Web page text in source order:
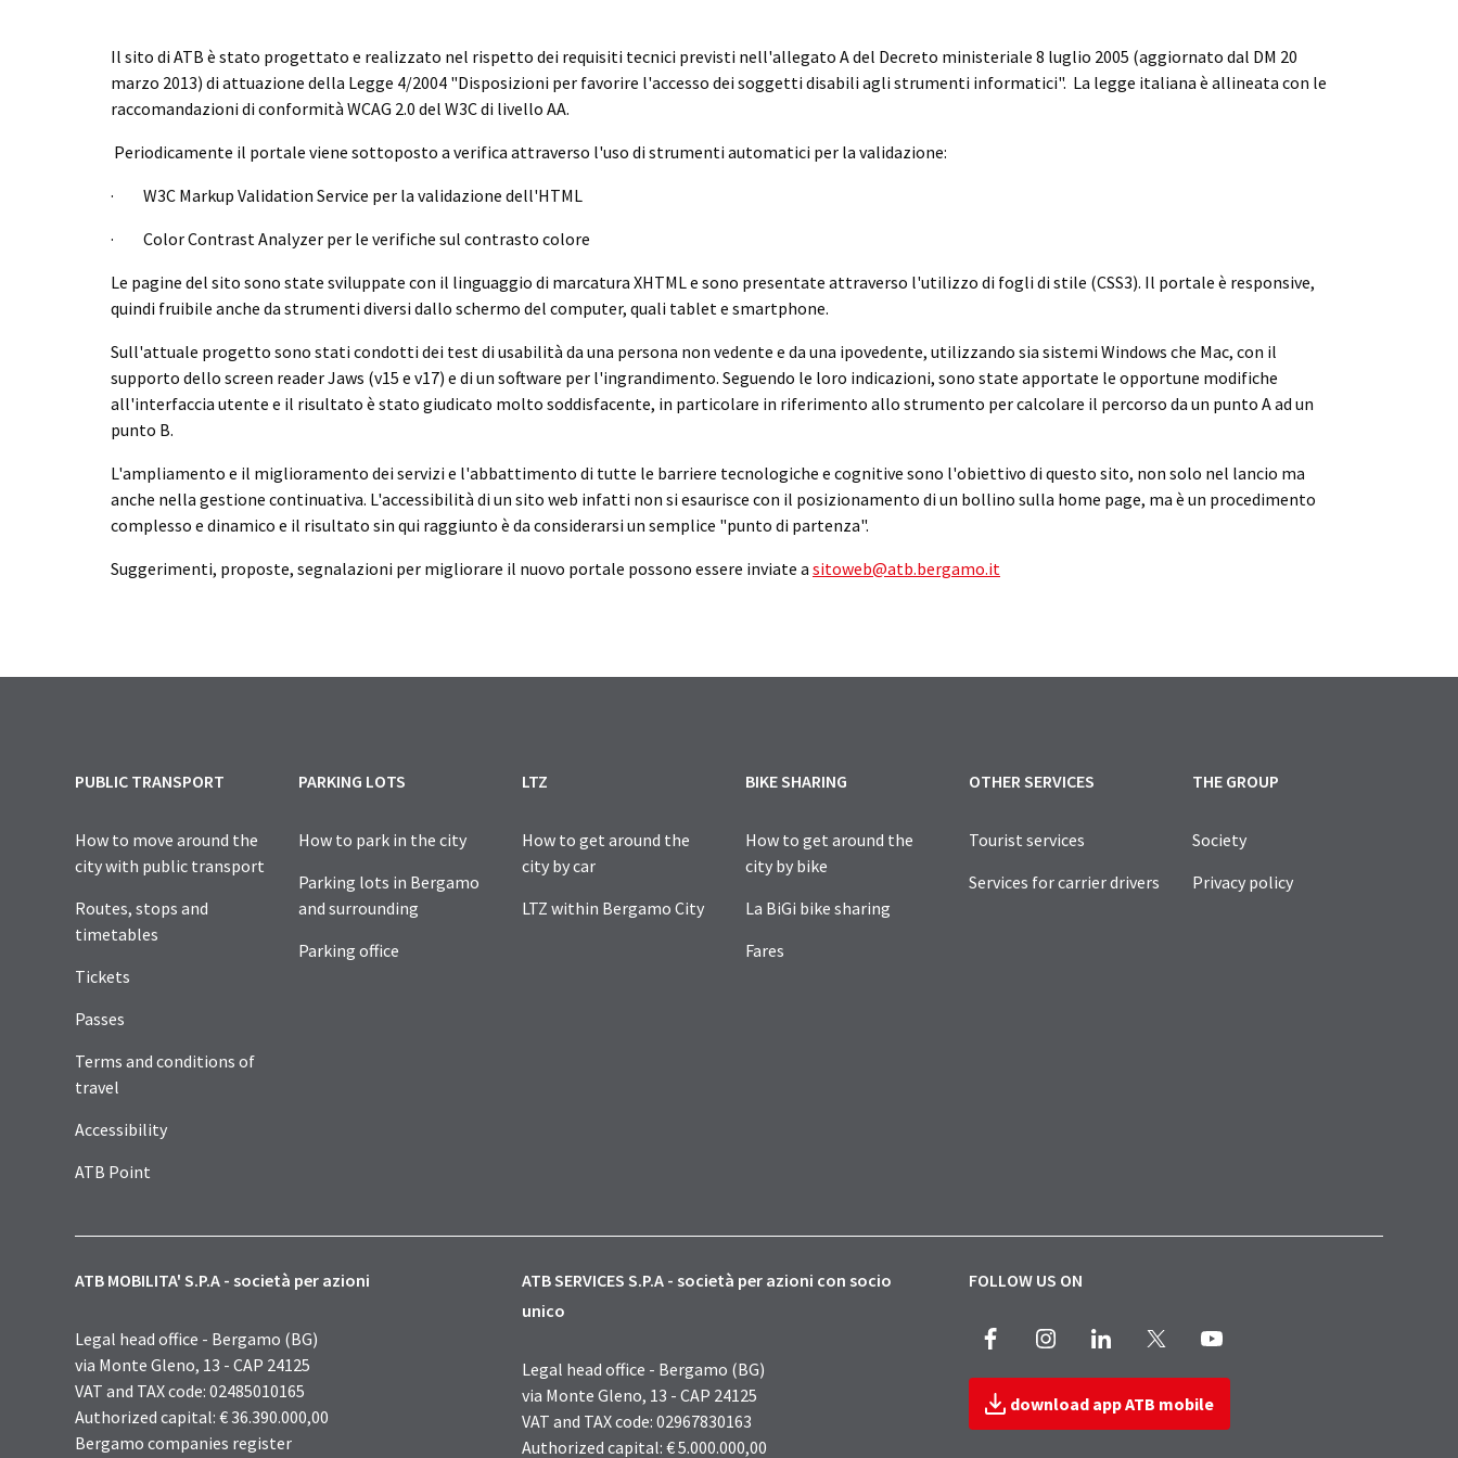
Il sito di ATB è stato progettato e realizzato nel rispetto dei requisiti tecnici previsti nell'allegato A del Decreto ministeriale 8 luglio 2005 (aggiornato dal DM 20
marzo 2013) di attuazione della Legge 4/2004 "Disposizioni per favorire l'accesso dei soggetti disabili agli strumenti informatici". La legge italiana è allineata con le
raccomandazioni di conformità WCAG 2.0 del W3C di livello AA.
Periodicamente il portale viene sottoposto a verifica attraverso l'uso di strumenti automatici per la validazione:
· W3C Markup Validation Service per la validazione dell'HTML
· Color Contrast Analyzer per le verifiche sul contrasto colore
Le pagine del sito sono state sviluppate con il linguaggio di marcatura XHTML e sono presentate attraverso l'utilizzo di fogli di stile (CSS3). Il portale è responsive,
quindi fruibile anche da strumenti diversi dallo schermo del computer, quali tablet e smartphone.
Sull'attuale progetto sono stati condotti dei test di usabilità da una persona non vedente e da una ipovedente, utilizzando sia sistemi Windows che Mac, con il
supporto dello screen reader Jaws (v15 e v17) e di un software per l'ingrandimento. Seguendo le loro indicazioni, sono state apportate le opportune modifiche
all'interfaccia utente e il risultato è stato giudicato molto soddisfacente, in particolare in riferimento allo strumento per calcolare il percorso da un punto A ad un
punto B.
L'ampliamento e il miglioramento dei servizi e l'abbattimento di tutte le barriere tecnologiche e cognitive sono l'obiettivo di questo sito, non solo nel lancio ma
anche nella gestione continuativa. L'accessibilità di un sito web infatti non si esaurisce con il posizionamento di un bollino sulla home page, ma è un procedimento
complesso e dinamico e il risultato sin qui raggiunto è da considerarsi un semplice "punto di partenza".
Suggerimenti, proposte, segnalazioni per migliorare il nuovo portale possono essere inviate a sitoweb@atb.bergamo.it
PUBLIC TRANSPORT
How to move around the
city with public transport
Routes, stops and
timetables
Tickets
Passes
Terms and conditions of
travel
Accessibility
ATB Point
PARKING LOTS
How to park in the city
Parking lots in Bergamo
and surrounding
Parking office
LTZ
How to get around the
city by car
LTZ within Bergamo City
BIKE SHARING
How to get around the
city by bike
La BiGi bike sharing
Fares
OTHER SERVICES
Tourist services
Services for carrier drivers
THE GROUP
Society
Privacy policy
ATB MOBILITA' S.P.A - società per azioni
Legal head office - Bergamo (BG)
via Monte Gleno, 13 - CAP 24125
VAT and TAX code: 02485010165
Authorized capital: € 36.390.000,00
Bergamo companies register
ATB SERVICES S.P.A - società per azioni con socio
unico
Legal head office - Bergamo (BG)
via Monte Gleno, 13 - CAP 24125
VAT and TAX code: 02967830163
Authorized capital: € 5.000.000,00
FOLLOW US ON
Facebook InstagramLinkedIn
download app ATB mobile